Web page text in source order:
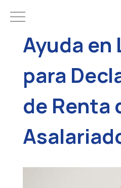
Ayuda en
para
de Renta